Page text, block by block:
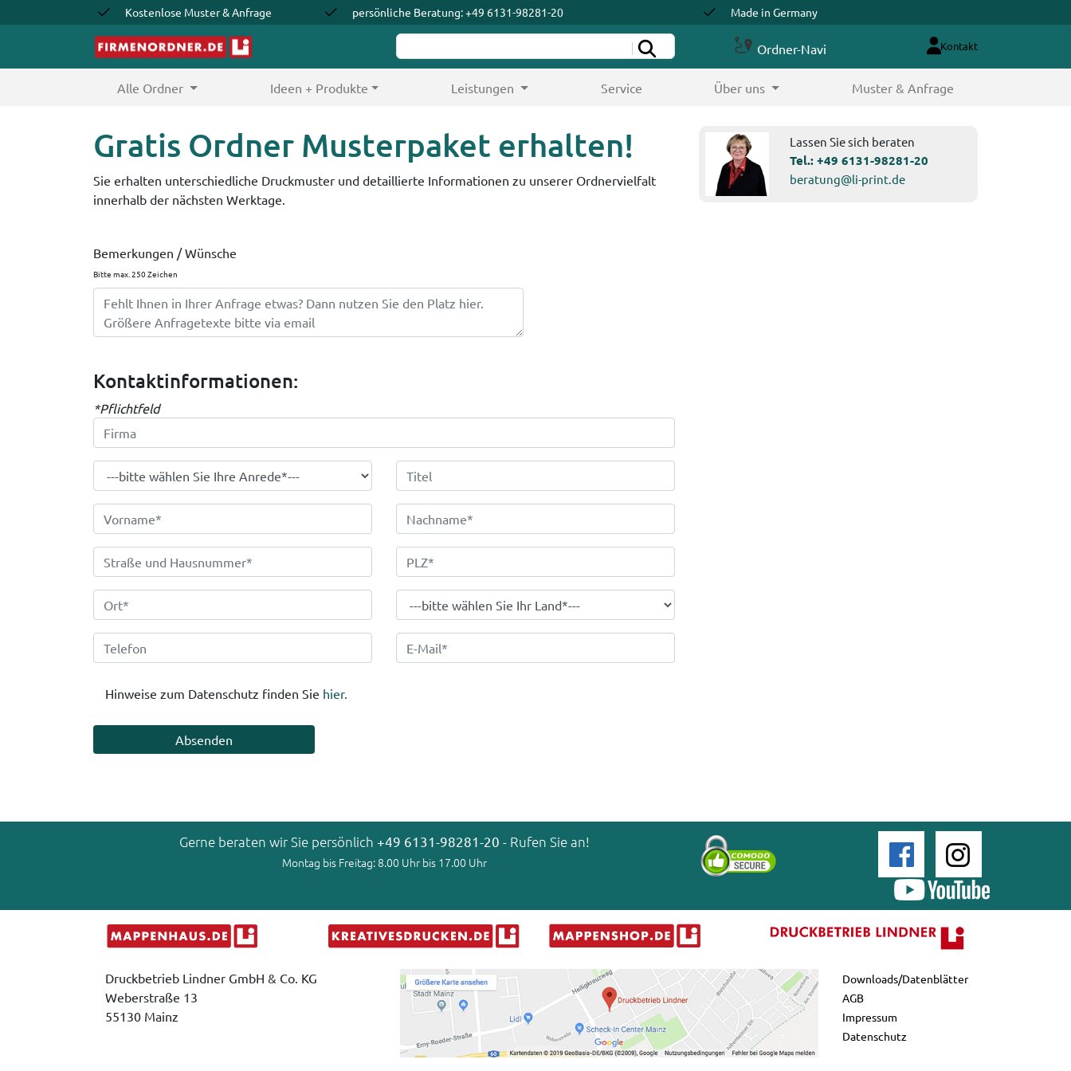
Kostenlose Muster & Anfrage persönliche Beratung: +49 6131-98281-20 Made in Germany
Ordner-Navi Kontakt
Alle Ordner (current) Ideen + Produkte Leistungen Service Über uns Muster & Anfrage
Gratis Ordner Musterpaket erhalten!
Sie erhalten unterschiedliche Druckmuster und detaillierte Informationen zu unserer Ordnervielfalt
innerhalb der nächsten Werktage.
Lassen Sie sich beraten
Tel.:+49 6131-98281-20
beratung@li-print.de
Bemerkungen / Wünsche
Bitte max. 250 Zeichen
Kontaktinformationen:
*Pflichtfeld
Hinweise zum Datenschutz finden Sie hier.
Gerne beraten wir Sie persönlich +49 6131-98281-20 - Rufen Sie an!
Montag bis Freitag: 8.00 Uhr bis 17.00 Uhr
Druckbetrieb Lindner GmbH & Co. KG
Weberstraße 13
55130 Mainz
Downloads/Datenblätter
AGB
Impressum
Datenschutz